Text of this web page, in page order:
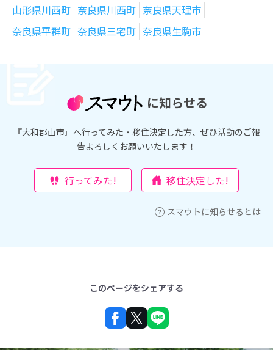
山形県川西町 奈良県川西町 奈良県天理市
奈良県平群町 奈良県三宅町 奈良県生駒市
に知らせる
『大和郡山市』へ行ってみた・移住決定した方、ぜひ活動のご報
告よろしくお願いいたします！
行ってみた! 移住決定した!
スマウトに知らせるとは
このページをシェアする